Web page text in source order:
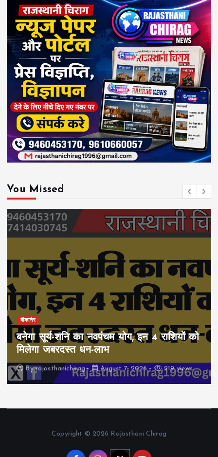
You Missed
बीकानेर
बनेगा सूर्य-शनि का नवपंचम योग, इन 4 राशियों को
मिलेगा जबरदस्त धन-लाभ
Byrajasthanichirag August 7, 2026 219 views
Copyright © 2026 Rajasthani Chirag